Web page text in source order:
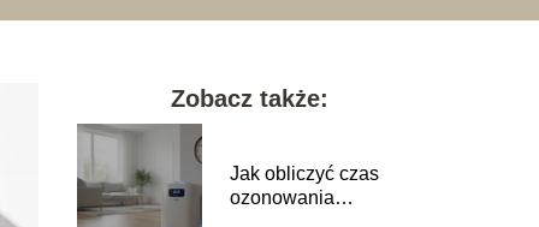
Zobacz także:
Jak obliczyć czas
ozonowania